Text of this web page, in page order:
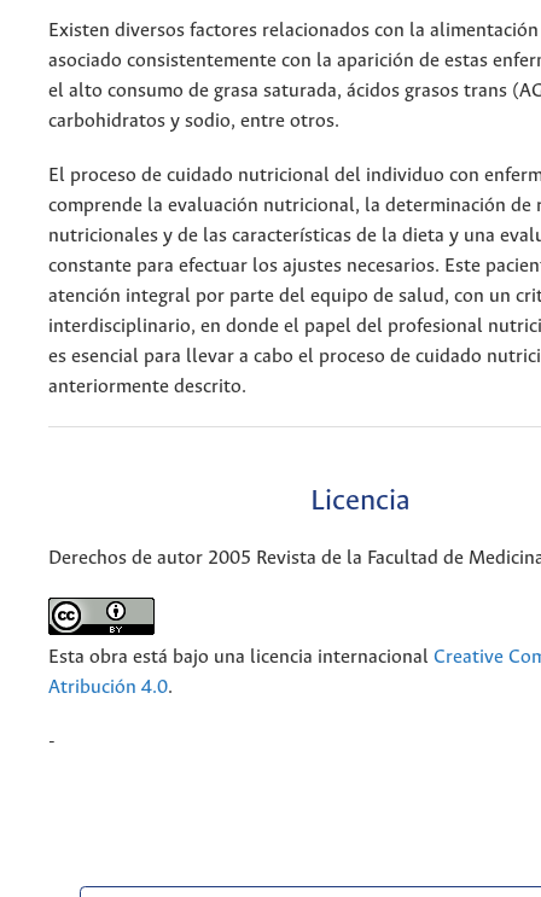
Existen diversos factores relacionados con la
asociado consistentemente con la aparición de estas
el alto consumo de grasa saturada, ácidos grasos trans
carbohidratos y sodio, entre otros.
El proceso de cuidado nutricional del individuo con
comprende la evaluación nutricional, la determinación de
nutricionales y de las características de la dieta y una
constante para efectuar los ajustes necesarios. Este
atención integral por parte del equipo de salud, con un
interdisciplinario, en donde el papel del profesional
es esencial para llevar a cabo el proceso de cuidado
anteriormente descrito.
Licencia
Derechos de autor 2005 Revista de la Facultad de
Esta obra está bajo una licencia internacional Creative
Atribución 4.0.
-